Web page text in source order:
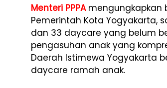
Menteri PPPAmengungkapkan
Pemerintah Kota Yogyakarta,
dan 33 daycare yang belum
pengasuhan anak yang
Daerah Istimewa Yogyakarta
daycare ramah anak.